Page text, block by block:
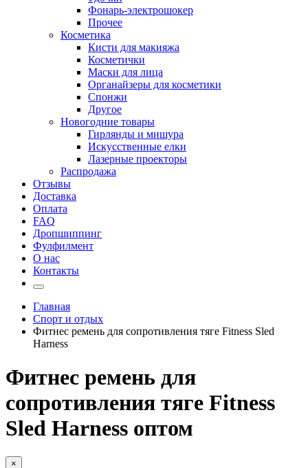
Фонарь-электрошокер
Прочее
Косметика
Кисти для макияжа
Косметички
Маски для лица
Органайзеры для косметики
Спонжи
Другое
Новогодние товары
Гирлянды и мишура
Искусственные елки
Лазерные проекторы
Распродажа
Отзывы
Доставка
Оплата
FAQ
Дропшиппинг
Фулфилмент
О нас
Контакты
Главная
Спорт и отдых
Фитнес ремень для сопротивления тяге Fitness Sled
Harness
Фитнес ремень для
сопротивления тяге Fitness
Sled Harness оптом
×